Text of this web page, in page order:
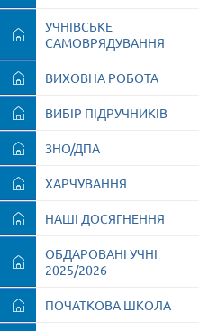
УЧНІВСЬКЕ
САМОВРЯДУВАННЯ
ВИХОВНА РОБОТА
ВИБІР ПІДРУЧНИКІВ
ЗНО/ДПА
ХАРЧУВАННЯ
НАШІ ДОСЯГНЕННЯ
ОБДАРОВАНІ УЧНІ
2025/2026
ПОЧАТКОВА ШКОЛА